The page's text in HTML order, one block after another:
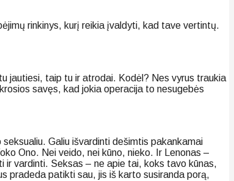
rinkinys, kurį reikia įvaldyti, kad tave vertintų.
jautiesi, taip tu ir atrodai. Kodėl? Nes vyrus traukia
savęs, kad jokia operacija to nesugebės
Galiu išvardinti dešimtis pakankamai
Ono. Nei veido, nei kūno, nieko. Ir Lenonas –
ir vardinti. Seksas – ne apie tai, koks tavo kūnas,
pradeda patikti sau, jis iš karto susiranda porą,